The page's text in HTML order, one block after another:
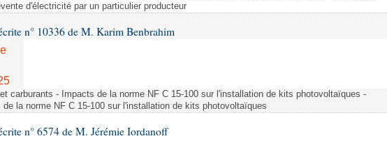
d'électricité par un particulier producteur
n° 10336 de M. Karim Benbrahim
carburants - Impacts de la norme NF C 15-100 sur l'installation de kits photovoltaïques -
de la norme NF C 15-100 sur l'installation de kits photovoltaïques
n° 6574 de M. Jérémie Iordanoff